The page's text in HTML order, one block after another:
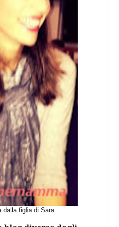
dalla figlia di Sara